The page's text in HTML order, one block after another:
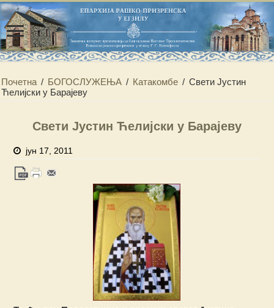
Почетна / БОГОСЛУЖЕЊА / Катакомбе / Свети Јустин
Ћелијски у Барајеву
Свети Јустин Ћелијски у Барајеву
јун 17, 2011